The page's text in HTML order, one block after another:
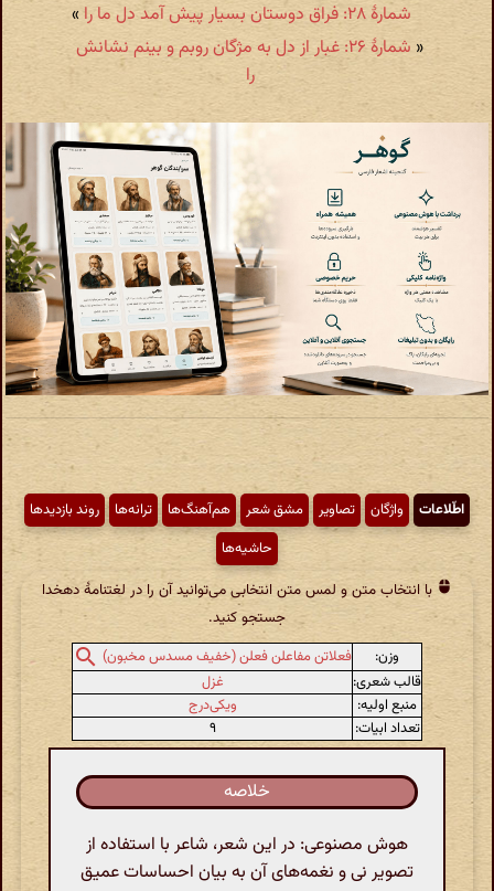
شمارهٔ ۲۸: فراق دوستان بسیار پیش آمد دل ما را
»
«
شمارهٔ ۲۶: غبار از دل به مژگان روبم و بینم نشانش
را
اطّلاعات واژگان تصاویر مشق شعر هم‌آهنگ‌ها ترانه‌ها
روند بازدیدها
حاشیه‌ها
با انتخاب متن و لمس متن انتخابی می‌توانید آن را در لغتنامهٔ دهخدا
جستجو کنید.
وزن:
فعلاتن مفاعلن فعلن (خفیف مسدس مخبون)
قالب شعری:
غزل
منبع اولیه:
ویکی‌درج
تعداد ابیات:
۹
خلاصه
هوش مصنوعی: در این شعر، شاعر با استفاده از
تصویر نی و نغمه‌های آن به بیان احساسات عمیق